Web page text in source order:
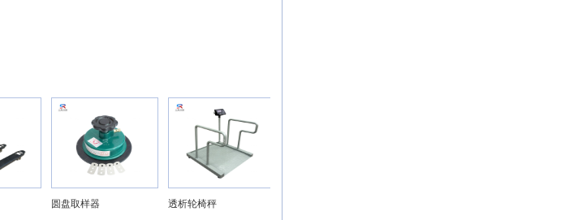
圆盘取样器 透析轮椅秤